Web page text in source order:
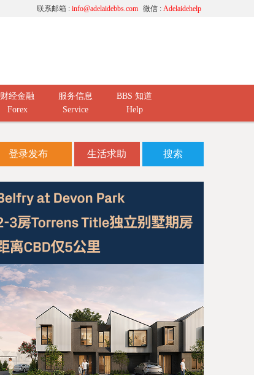
微信 : Adelaidehelp
联系邮箱 : info@adelaidebbs.com
财经金融
Forex
服务信息
Service
BBS 知道
Help
登录发布 生活求助 搜索